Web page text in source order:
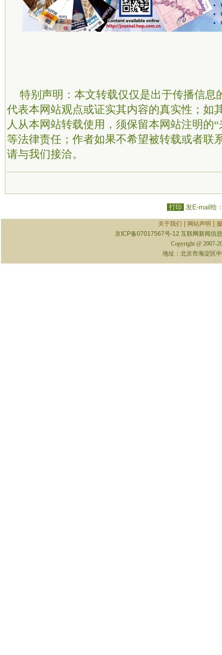
特别声明：本文转载仅仅是出于传播信息
代表本网站观点或证实其内容的真实性；如
人从本网站转载使用，须保留本网站注明的
等法律责任；作者如果不希望被转载或者联
请与我们接洽。
打印 发E-mail给
关于我们 网站声明
京ICP备07017567号-12 互联网新闻信
Copyright @ 2007-
地址：北京市海淀区